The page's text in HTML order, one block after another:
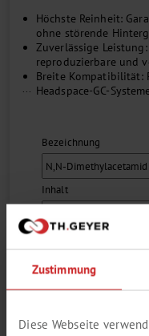
Zustimmung
Diese Webseite
Höchste Reinheit:
ohne störende
Zuverlässige
reproduzierbare und
Breite Kompatibilität:
Headspace-GC-
...
Bezeichnung
Inhalt
Menge pro VE